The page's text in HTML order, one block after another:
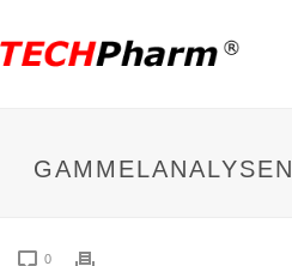
GAMMELANALYSEN
0